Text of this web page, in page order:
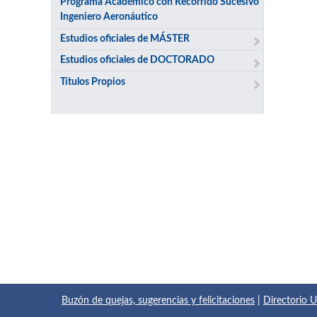
Programa Académico con Recorrido Sucesivo
Ingeniero Aeronáutico
Estudios oficiales de MÁSTER
Estudios oficiales de DOCTORADO
Títulos Propios
Buzón de quejas, sugerencias y felicitaciones Directorio